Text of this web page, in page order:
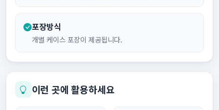
포장방식
개별 케이스 포장이 제공됩니다.
이런 곳에 활용하세요